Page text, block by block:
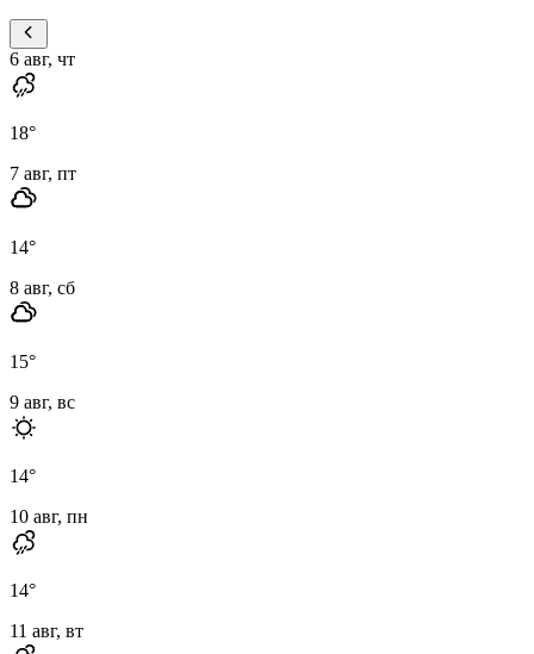
6 авг, чт
18°
7 авг, пт
14°
8 авг, сб
15°
9 авг, вс
14°
10 авг, пн
14°
11 авг, вт